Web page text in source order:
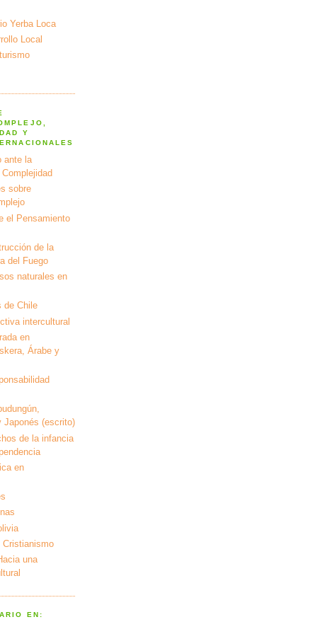
Yerba Loca
Local
Y
ante la
sobre
el Pensamiento
de la
del Fuego
naturales en
de Chile
intercultural
en
Árabe y
Japonés (escrito)
de la infancia
en
Cristianismo
una
EN: